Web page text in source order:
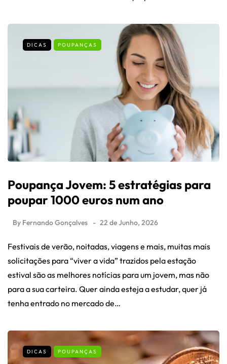
DICAS POUPANÇAS
Poupança Jovem: 5 estratégias para
poupar 1000 euros num ano
By Fernando Gonçalves 22 de Junho, 2026
Festivais de verão, noitadas, viagens e mais, muitas mais
solicitações para “viver a vida” trazidos pela estação
estival são as melhores notícias para um jovem, mas não
para a sua carteira. Quer ainda esteja a estudar, quer já
tenha entrado no mercado de…
DICAS POUPANÇAS